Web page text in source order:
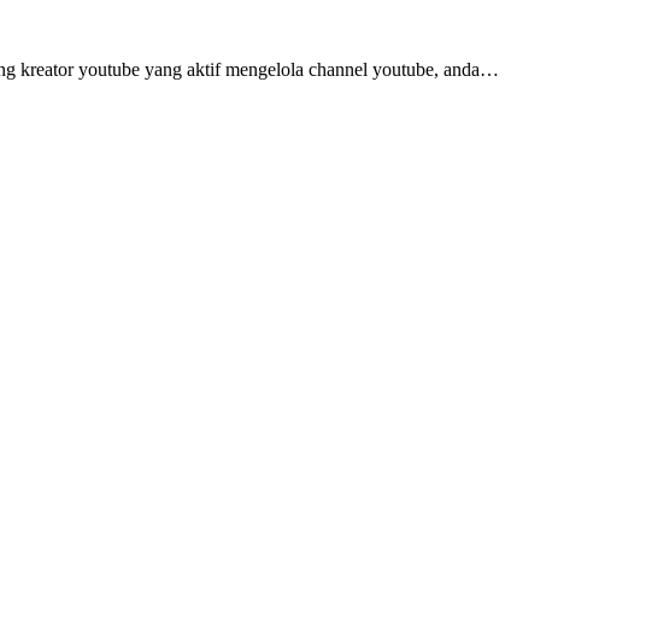
kreator youtube yang aktif mengelola channel youtube, anda…